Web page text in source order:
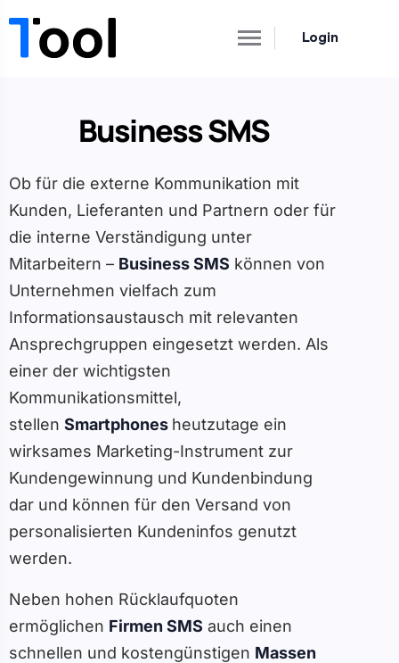
Login
Business SMS
Ob für die externe Kommunikation mit
Kunden, Lieferanten und Partnern oder für
die interne Verständigung unter
Mitarbeitern – Business SMS können von
Unternehmen vielfach zum
Informationsaustausch mit relevanten
Ansprechgruppen eingesetzt werden. Als
einer der wichtigsten
Kommunikationsmittel,
stellen Smartphones heutzutage ein
wirksames Marketing-Instrument zur
Kundengewinnung und Kundenbindung
dar und können für den Versand von
personalisierten Kundeninfos genutzt
werden.
Neben hohen Rücklaufquoten
ermöglichen Firmen SMS auch einen
schnellen und kostengünstigen Massen